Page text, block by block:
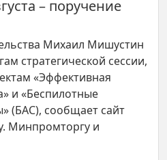
– поручение
Михаил Мишустин
стратегической сессии,
«Эффективная
и «Беспилотные
(БАС), сообщает сайт
Минпромторгу и